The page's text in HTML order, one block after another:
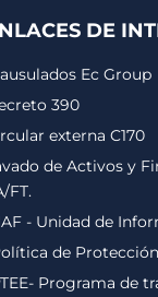
DE
Ec Group
390
externa C170
de Activos y
FT.
- Unidad de
de
Programa de